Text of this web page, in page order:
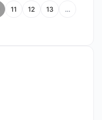
11 12 13 …